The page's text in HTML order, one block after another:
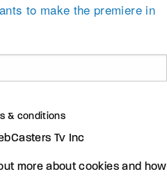
to make the premiere in
& conditions
Tv Inc
more about cookies and how